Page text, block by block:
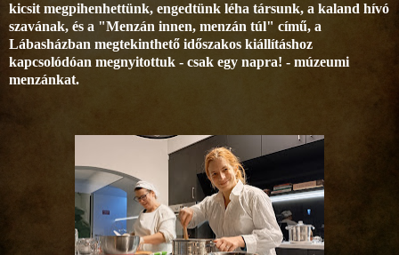
kicsit megpihenhettünk, engedtünk léha társunk, a kaland hívó
szavának, és a "Menzán innen, menzán túl" című, a
Lábasházban megtekinthető időszakos kiállításhoz
kapcsolódóan megnyitottuk - csak egy napra! - múzeumi
menzánkat.